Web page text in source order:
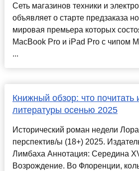
Сеть магазинов техники и
объявляет о старте предзаказа
мировая премьера которых
MacBook Pro и iPad Pro с чипом
...
Книжный обзор: что почитать
литературы осенью 2025
Исторический роман недели
перспектив/ы (18+) 2025.
Лимбаха Аннотация: Середина
Возрождение. Во Флоренции,